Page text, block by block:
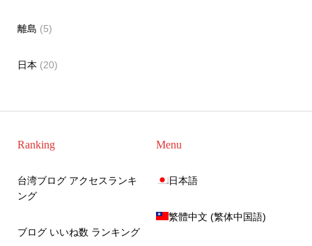
離島 (5)
日本 (20)
Ranking
台湾ブログ アクセスランキ
ング
ブログ いいね数 ランキング
Menu
日本語
繁體中文 (繁体中国語)